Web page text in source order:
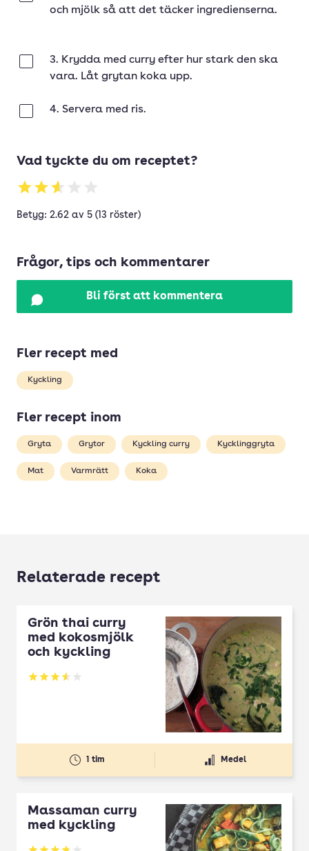
och mjölk så att det täcker ingredienserna.
3. Krydda med curry efter hur stark den ska
vara. Låt grytan koka upp.
4. Servera med ris.
Vad tyckte du om receptet?
Betyg: 2.62 av 5 (13 röster)
Frågor, tips och kommentarer
Bli först att kommentera
Fler recept med
Kyckling
Fler recept inom
Gryta Grytor Kyckling curry Kycklinggryta
Mat Varmrätt Koka
Relaterade recept
Grön thai curry
med kokosmjölk
och kyckling
Betyg: 3.55 av 5
1 tim Medel
Massaman curry
med kyckling